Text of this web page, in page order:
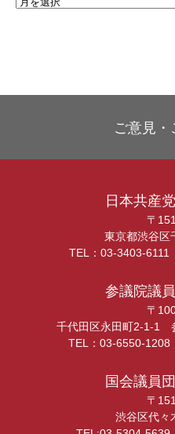
ご意見・
日本共産
〒
東京都渋谷区
TEL：03-3403-
参議院議
〒
千代田区永田町2-1-1
TEL：03-6550-
国会議員
〒
渋谷区代々